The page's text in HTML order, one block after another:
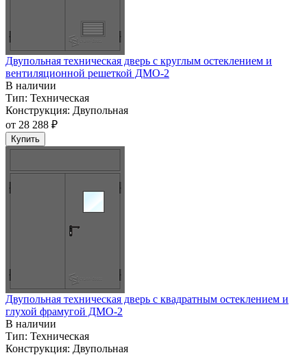
Двупольная техническая дверь c круглым остеклением и
вентиляционной решеткой ДМО-2
В наличии
Тип: Техническая
Конструкция: Двупольная
от 28 288 ₽
Купить
Двупольная техническая дверь c квадратным остеклением и
глухой фрамугой ДМО-2
В наличии
Тип: Техническая
Конструкция: Двупольная